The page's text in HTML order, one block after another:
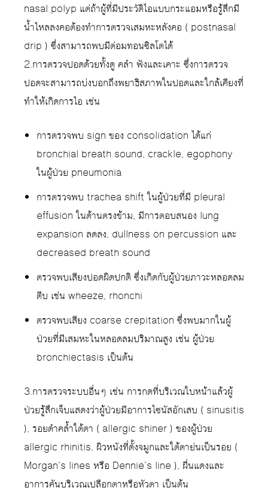
nasal polyp แต่ถ้าผู้ที่มีประวัติไอแบบกระแอมหรือรู้สึกมี
น้ำไหลลงคอต้องทำการตรวจเสมหะหลังคอ ( postnasal
drip ) ซึ่งสามารถพบมีต่อมทอนซิลโตได้
2.การตรวจปอดด้วยทั้งดู คลำ ฟังและเคาะ ซึ่งการตรวจ
ปอดจะสามารถบ่งบอกถึงพยาธิสภาพในปอดและใกล้เคียงที่
ทำให้เกิดการไอ เช่น
การตรวจพบ sign ของ consolidation ได้แก่
bronchial breath sound, crackle, egophony
ในผู้ป่วย pneumonia
การตรวจพบ trachea shift ในผู้ป่วยที่มี pleural
effusion ในด้านตรงข้าม, มีการตอบสนอง lung
expansion ลดลง, dullness on percussion และ
decreased breath sound
ตรวจพบเสียงปอดผิดปกติ ซึ่งเกิดกับผู้ป่วยภาวะหลอดลม
ตีบ เช่น wheeze, rhonchi
ตรวจพบเสียง coarse crepitation ซึ่งพบมากในผู้
ป่วยที่มีเสมหะในหลอดลมปริมาณสูง เช่น ผู้ป่วย
bronchiectasis เป็นต้น
3.การตรวจระบบอื่นๆ เช่น การกดที่บริเวณใบหน้าแล้วผู้
ป่วยรู้สึกเจ็บแสดงว่าผู้ป่วยมีอาการไซนัสอักเสบ ( sinusitis
), รอยดำคล้ำใต้ตา ( allergic shiner ) ของผู้ป่วย
allergic rhinitis, ผิวหนังที่ดั้งจมูกและใต้ตาย่นเป็นรอย (
Morgan’s lines หรือ Dennie’s line ), ผื่นแดงและ
อาการคันบริเวณเปลือกตาหรือหัวตา เป็นต้น